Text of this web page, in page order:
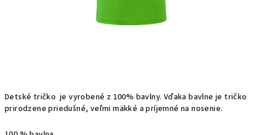
Detské tričko jevyrobené z 100% bavlny. Vďaka bavlneje tričko
prirodzene priedušné, veľmi mäkké a príjemné na nosenie.